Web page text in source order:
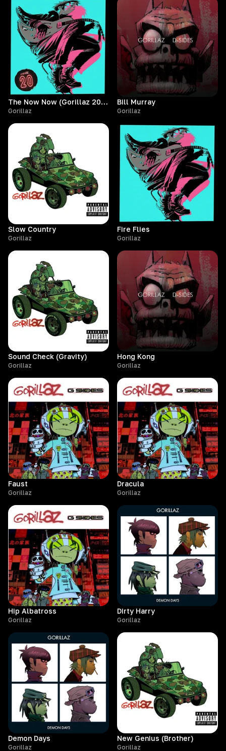
The Now Now (Gorillaz 20 Mix)
Gorillaz
Bill Murray
Gorillaz
Slow Country
Gorillaz
Fire Flies
Gorillaz
Sound Check (Gravity)
Gorillaz
Hong Kong
Gorillaz
Faust
Gorillaz
Dracula
Gorillaz
Hip Albatross
Gorillaz
Dirty Harry
Gorillaz
Demon Days
Gorillaz
New Genius (Brother)
Gorillaz